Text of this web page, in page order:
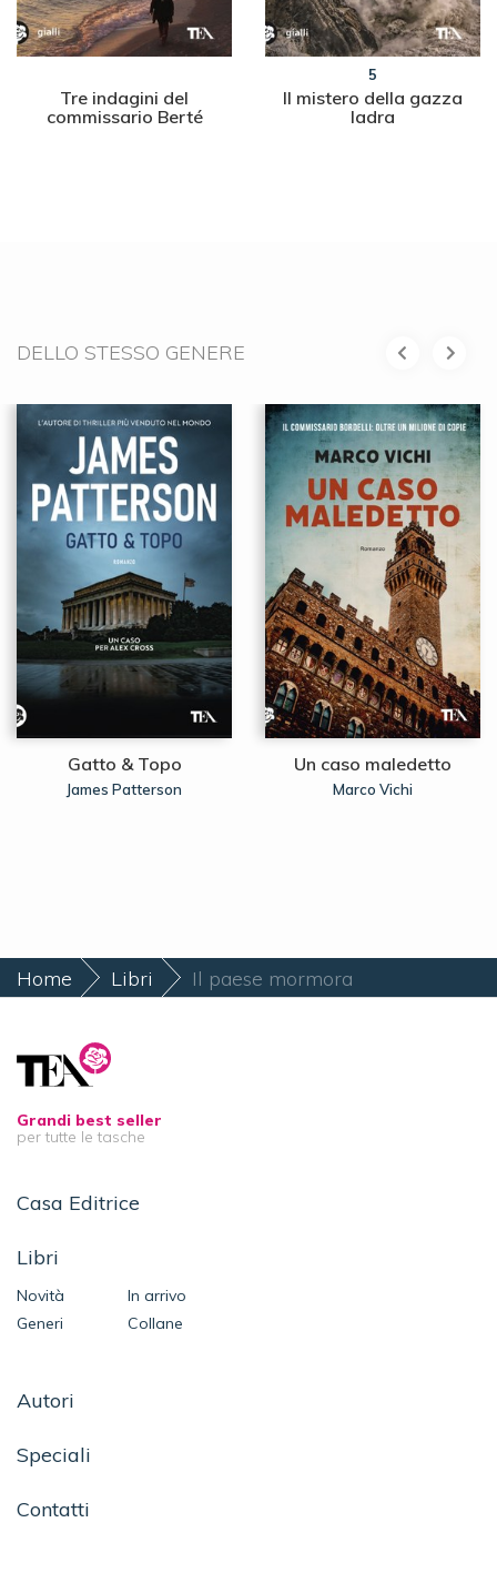
Tre indagini del
commissario Berté
5
Il mistero della gazza
ladra
DELLO STESSO GENERE
Gatto & Topo
James Patterson
Un caso maledetto
Marco Vichi
Home Libri Il paese mormora
Grandi best seller
per tutte le tasche
Casa Editrice
Libri
Novità
In arrivo
Generi
Collane
Autori
Speciali
Contatti